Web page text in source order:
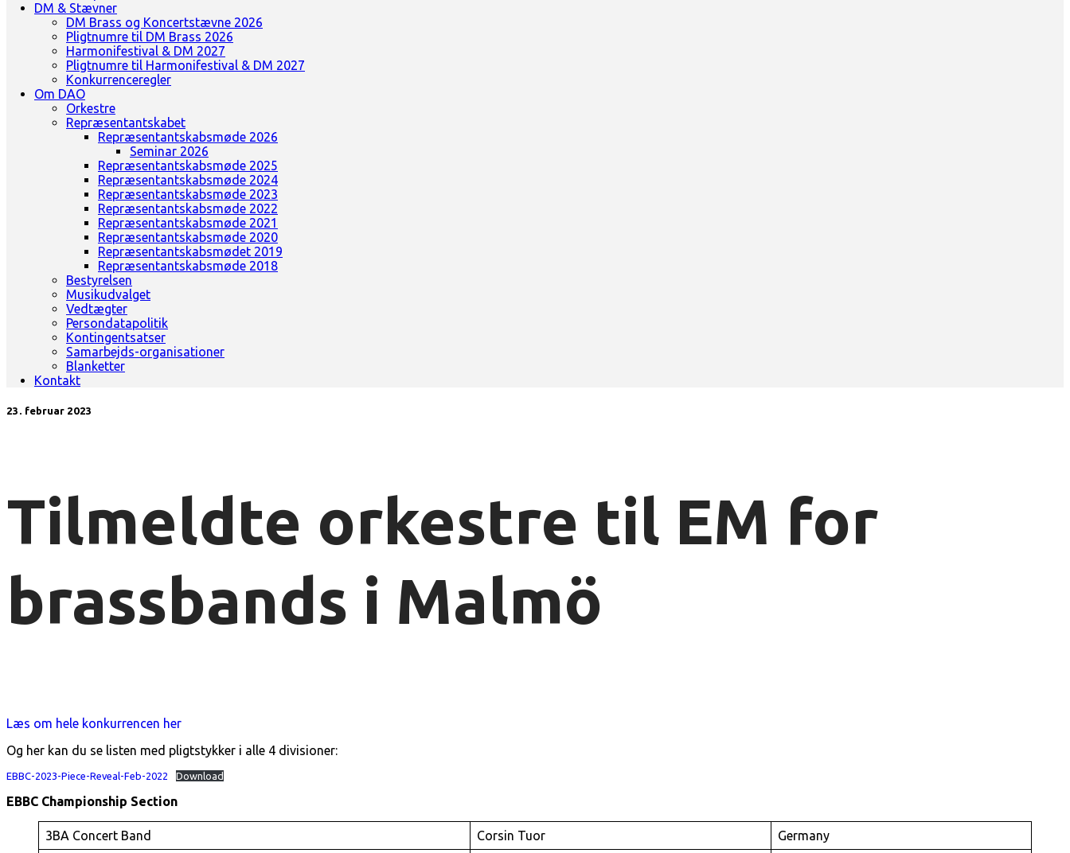
DM & Stævner
DM Brass og Koncertstævne 2026
Pligtnumre til DM Brass 2026
Harmonifestival & DM 2027
Pligtnumre til Harmonifestival & DM 2027
Konkurrenceregler
Om DAO
Orkestre
Repræsentantskabet
Repræsentantskabsmøde 2026
Seminar 2026
Repræsentantskabsmøde 2025
Repræsentantskabsmøde 2024
Repræsentantskabsmøde 2023
Repræsentantskabsmøde 2022
Repræsentantskabsmøde 2021
Repræsentantskabsmøde 2020
Repræsentantskabsmødet 2019
Repræsentantskabsmøde 2018
Bestyrelsen
Musikudvalget
Vedtægter
Persondatapolitik
Kontingentsatser
Samarbejds-organisationer
Blanketter
Kontakt
23. februar 2023
Tilmeldte orkestre til EM for
brassbands i Malmö
Læs om hele konkurrencen her
Og her kan du se listen med pligtstykker i alle 4 divisioner:
EBBC-2023-Piece-Reveal-Feb-2022 Download
EBBC Championship Section
3BA Concert Band Corsin Tuor
Germany